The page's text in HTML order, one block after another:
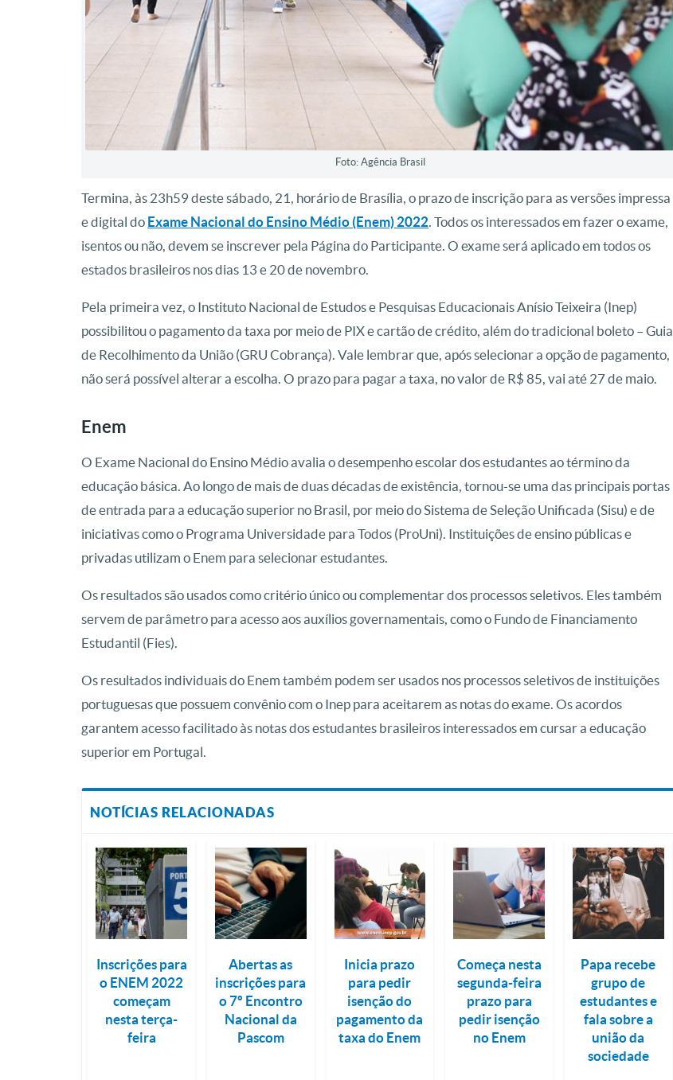
Foto: Agência Brasil
Termina, às 23h59 deste sábado, 21, horário de Brasília, o prazo de inscrição para as versões impressa
e digital do Exame Nacional do Ensino Médio (Enem) 2022. Todos os interessados em fazer o exame,
isentos ou não, devem se inscrever pela Página do Participante. O exame será aplicado em todos os
estados brasileiros nos dias 13 e 20 de novembro.
Pela primeira vez, o Instituto Nacional de Estudos e Pesquisas Educacionais Anísio Teixeira (Inep)
possibilitou o pagamento da taxa por meio de PIX e cartão de crédito, além do tradicional boleto – Guia
de Recolhimento da União (GRU Cobrança). Vale lembrar que, após selecionar a opção de pagamento,
não será possível alterar a escolha. O prazo para pagar a taxa, no valor de R$ 85, vai até 27 de maio.
Enem
O Exame Nacional do Ensino Médio avalia o desempenho escolar dos estudantes ao término da
educação básica. Ao longo de mais de duas décadas de existência, tornou-se uma das principais portas
de entrada para a educação superior no Brasil, por meio do Sistema de Seleção Unificada (Sisu) e de
iniciativas como o Programa Universidade para Todos (ProUni). Instituições de ensino públicas e
privadas utilizam o Enem para selecionar estudantes.
Os resultados são usados como critério único ou complementar dos processos seletivos. Eles também
servem de parâmetro para acesso aos auxílios governamentais, como o Fundo de Financiamento
Estudantil (Fies).
Os resultados individuais do Enem também podem ser usados nos processos seletivos de instituições
portuguesas que possuem convênio com o Inep para aceitarem as notas do exame. Os acordos
garantem acesso facilitado às notas dos estudantes brasileiros interessados em cursar a educação
superior em Portugal.
NOTÍCIAS RELACIONADAS
Inscrições para
o ENEM 2022
começam
nesta terça-
feira
Abertas as
inscrições para
o 7º Encontro
Nacional da
Pascom
Inicia prazo
para pedir
isenção do
pagamento da
taxa do Enem
Começa nesta
segunda-feira
prazo para
pedir isenção
no Enem
Papa recebe
grupo de
estudantes e
fala sobre a
união da
sociedade